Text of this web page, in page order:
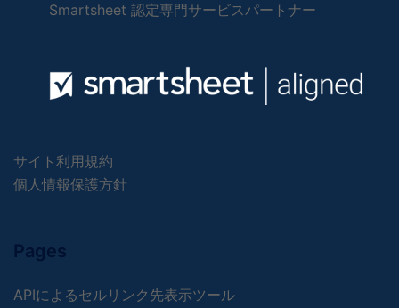
Smartsheet 認定専門サービスパートナー
サイト利用規約
個人情報保護方針
Pages
APIによるセルリンク先表示ツール